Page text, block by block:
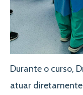
Durante o curso,
atuar